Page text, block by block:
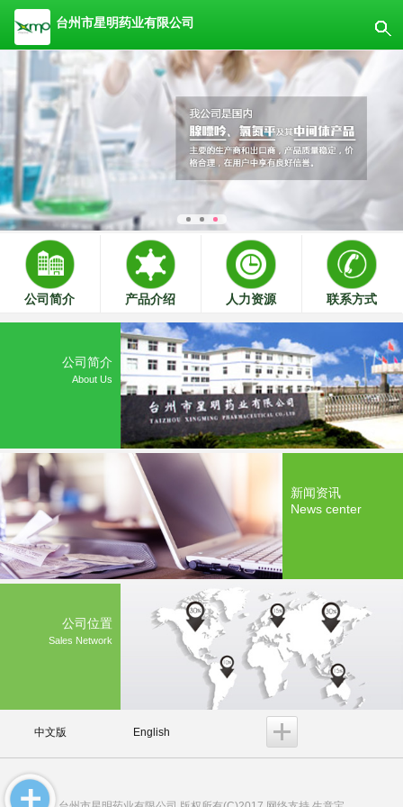
台州市星明药业有限公司
公司简介 产品介绍 人力资源 联系方式
公司简介
About Us
新闻资讯
News center
公司位置
Sales Network
中文版 English